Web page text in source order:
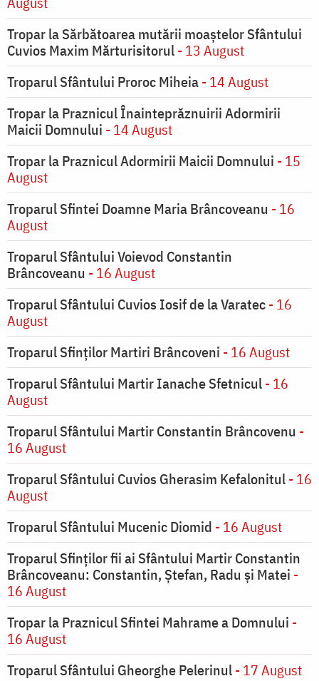
Tropar la Sărbătoarea mutării moaştelor Sfântului
Cuvios Maxim Mărturisitorul- 13 August
Troparul Sfântului Proroc Miheia- 14 August
Tropar la Praznicul Înainteprăznuirii Adormirii
Maicii Domnului - 14 August
Tropar la Praznicul Adormirii Maicii Domnului - 15
August
Troparul Sfintei Doamne Maria Brâncoveanu - 16
August
Troparul Sfântului Voievod Constantin
Brâncoveanu - 16 August
Troparul Sfântului Cuvios Iosif de la Varatec- 16
August
Troparul Sfinților Martiri Brâncoveni - 16 August
Troparul Sfântului Martir Ianache Sfetnicul- 16
August
Troparul Sfântului Martir Constantin Brâncovenu -
16 August
Troparul Sfântului Cuvios Gherasim Kefalonitul- 16
August
Troparul Sfântului Mucenic Diomid - 16 August
Troparul Sfinților fii ai Sfântului Martir Constantin
Brâncoveanu: Constantin, Ștefan, Radu și Matei -
16 August
Tropar la Praznicul Sfintei Mahrame a Domnului -
16 August
Troparul Sfântului Gheorghe Pelerinul- 17 August